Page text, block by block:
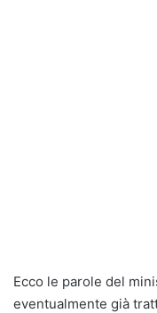
Ecco le parole del
eventualmente già